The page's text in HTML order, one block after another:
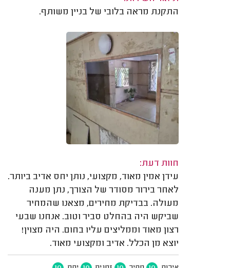
התקנת מראה בלובי של בניין משותף.
חוות דעת:
עידן אמין מאוד, מקצועי, נותן יחס אדיב ביותר.
לאחר בירור מסודר של הצורך, נתן מענה
מעולה. בבדיקת מחירים, מצאנו שהמחיר
שביקש היה בהחלט סביר וטוב. אנחנו שבעי
רצון מאוד וממליצים עליו בחום. היה מצוין!
יוצא מן הכלל. אדיב ומקצועי מאוד.